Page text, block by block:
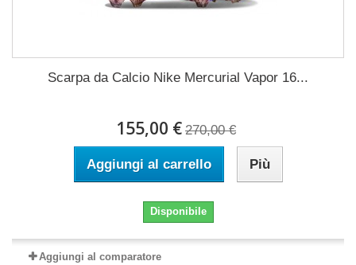
Scarpa da Calcio Nike Mercurial Vapor 16...
155,00 € 270,00 €
Aggiungi al carrello Più
Disponibile
Aggiungi al comparatore